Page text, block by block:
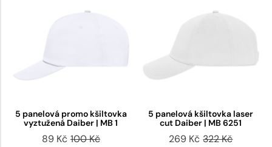
5 panelová promo kšiltovka
vyztužená Daiber | MB 1
89 Kč 100 Kč
5 panelová kšiltovka laser
cut Daiber | MB 6251
269 Kč 322 Kč